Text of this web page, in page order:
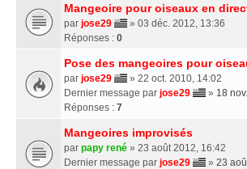
Mangeoire pour oiseaux en
par jose29
» 03 déc. 2012, 13:36
Réponses : 0
Pose des mangeoires pour
par jose29
» 22 oct. 2010, 14:02
Dernier message par jose29 » 18
Réponses : 7
Mangeoires improvisés
par papy rené » 23 août 2012, 16:42
Dernier message par jose29 » 23